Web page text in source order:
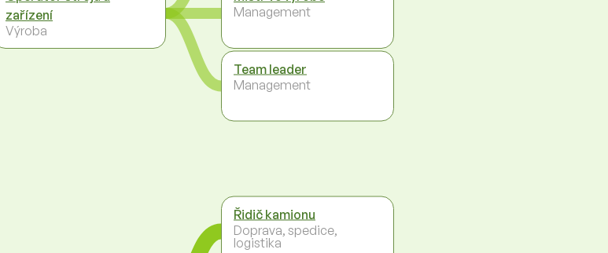
zařízení
Výroba
Management
Team leader
Management
Řidič kamionu
Doprava, spedice,
logistika